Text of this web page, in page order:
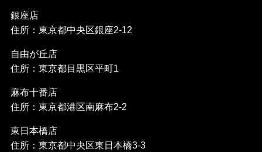
銀座店
住所：東京都中央区銀座2-12
自由が丘店
住所：東京都目黒区平町1
麻布十番店
住所：東京都港区南麻布2-2
東日本橋店
住所：東京都中央区東日本橋3-3